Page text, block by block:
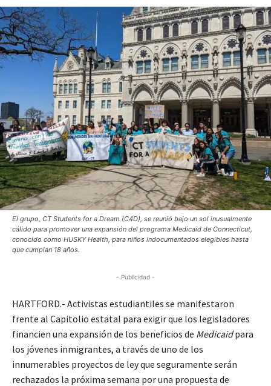
El grupo, CT Students for a Dream (C4D), se reunió bajo un sol inusualmente
cálido para promover una expansión del programa Medicaid de Connecticut,
conocido como HUSKY Health, para niños indocumentados elegibles hasta
que cumplan 18 años.
- Publicidad -
HARTFORD.- Activistas estudiantiles se manifestaron
frente al Capitolio estatal para exigir que los legisladores
financien una expansión de los beneficios de Medicaidpara
los jóvenes inmigrantes, a través de uno de los
innumerables proyectos de ley que seguramente serán
rechazados la próxima semana por una propuesta de